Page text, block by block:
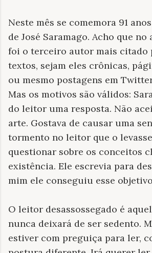
Neste mês se comemora 91
de José Saramago. Acho que no
foi o terceiro autor mais citado
textos, sejam eles crônicas,
ou mesmo postagens em
Mas os motivos são válidos:
do leitor uma resposta. Não
arte. Gostava de causar uma
tormento no leitor que o
questionar sobre os conceitos
existência. Ele escrevia para
mim ele conseguiu esse
O leitor desassossegado é
nunca deixará de ser sedento.
estiver com preguiça para ler,